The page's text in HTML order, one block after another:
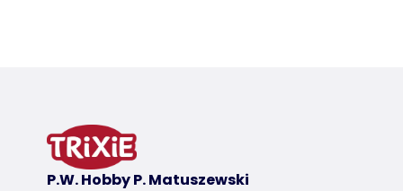
wariant produktu: unikalny numer produktu
13108P.W. Hobby P. Matuszewski